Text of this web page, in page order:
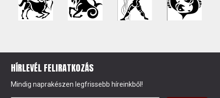
HÍRLEVÉL FELIRATKOZÁS
Mindig naprakészen legfrissebb híreinkből!